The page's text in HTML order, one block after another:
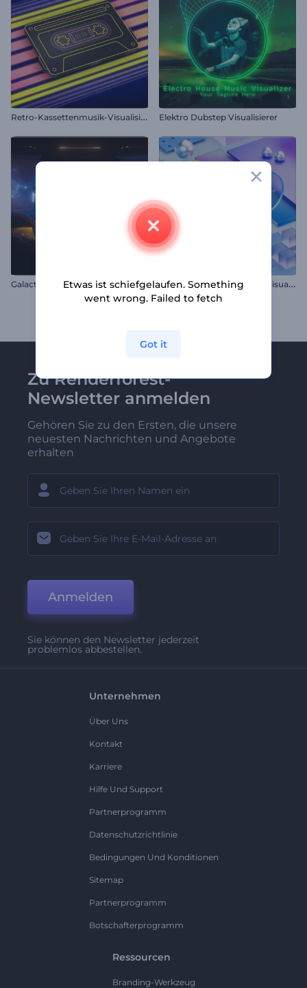
R
etro-Kassettenmusik-Visualisierer Elektro Dubstep Visualisierer
Galactic Ride Music Visualizer K
inetische Objekte Musik-Visualizer
Zu Renderforest-
Newsletter anmelden
Gehören Sie zu den Ersten, die unsere
neuesten Nachrichten und Angebote
erhalten
Anmelden
Sie können den Newsletter jederzeit
problemlos abbestellen.
Unternehmen
Über Uns
Kontakt
Karriere
Hilfe Und Support
Partnerprogramm
Datenschutzrichtlinie
Bedingungen Und Konditionen
Sitemap
Partnerprogramm
Botschafterprogramm
Ressourcen
Branding-Werkzeug
Etwas ist schiefgelaufen. Something
went wrong. Failed to fetch
Got it